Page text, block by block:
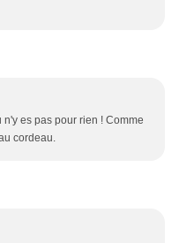
es pas pour rien ! Comme
cordeau.